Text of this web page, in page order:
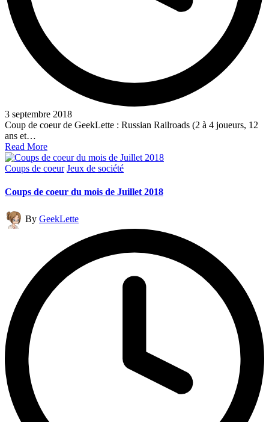
3 septembre 2018
Coup de coeur de GeekLette : Russian Railroads (2 à 4 joueurs, 12
ans et…
Read More
Posted
Coups de coeur Jeux de société
Coups de coeur du mois de Juillet 2018
Posted
by
By GeekLette